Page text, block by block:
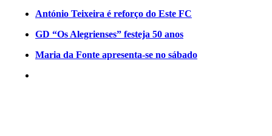
António Teixeira é reforço do Este FC
GD “Os Alegrienses” festeja 50 anos
Maria da Fonte apresenta-se no sábado